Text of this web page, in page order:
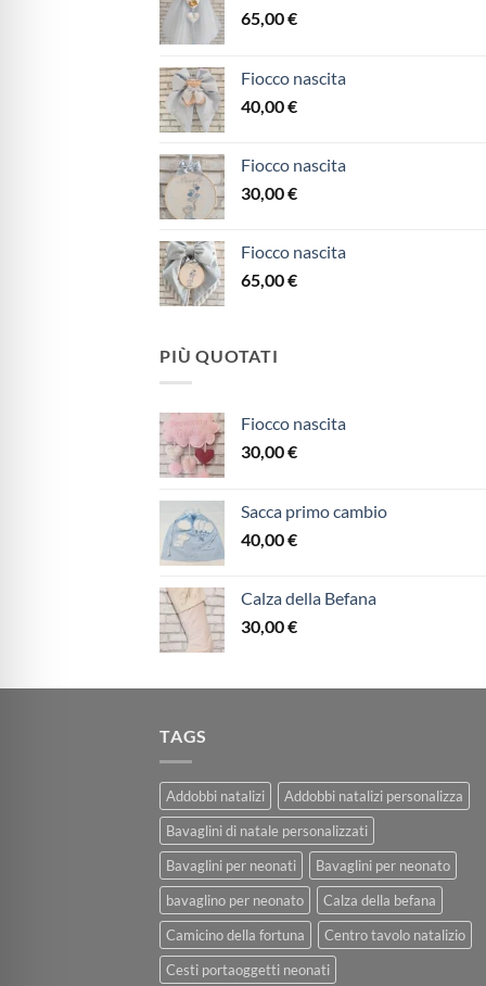
65,00€
Fiocco nascita
40,00€
Fiocco nascita
30,00€
Fiocco nascita
65,00€
PIÙ QUOTATI
Fiocco nascita
30,00€
Sacca primo cambio
40,00€
Calza della Befana
30,00€
TAGS
Addobbi natalizi
Addobbi natalizi personalizza
Bavaglini di natale personalizzati
Bavaglini per neonati
Bavaglini per neonato
bavaglino per neonato
Calza della befana
Camicino della fortuna
Centro tavolo natalizio
Cesti portaoggetti neonati